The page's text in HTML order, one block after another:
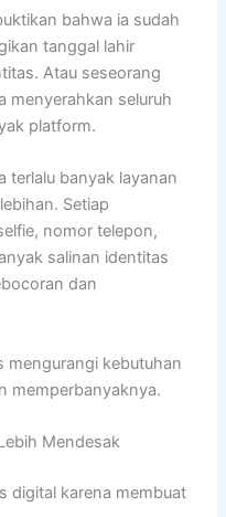
bahwa ia sudah
tanggal lahir
Atau seseorang
menyerahkan seluruh
platform.
terlalu banyak layanan
Setiap
nomor telepon,
salinan identitas
dan
mengurangi kebutuhan
memperbanyaknya.
Mendesak
digital karena membuat